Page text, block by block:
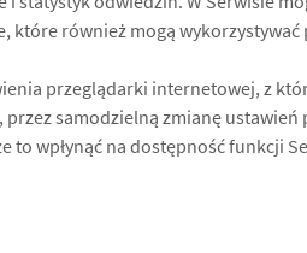
które również mogą
przeglądarki internetowej, z
samodzielną zmianę
to wpłynąć na dostępność funkcji